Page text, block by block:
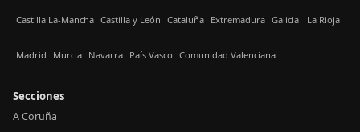
Castilla La-Mancha Castilla y León Cataluña Extremadura Galicia La Rioja
Madrid Murcia Navarra País Vasco Comunidad Valenciana
Secciones
A Coruña